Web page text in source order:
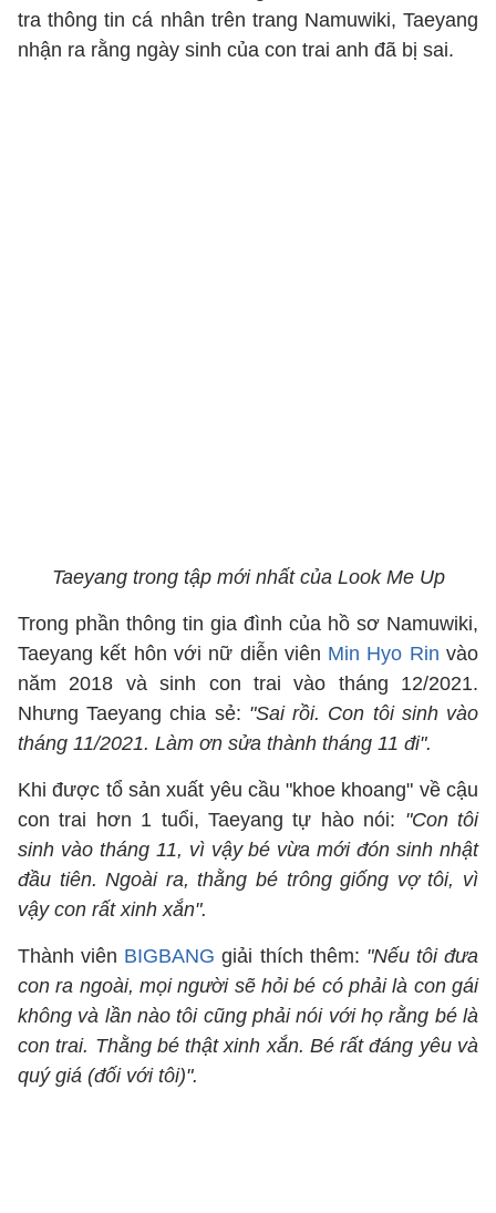
tra thông tin cá nhân trên trang Namuwiki, Taeyang
nhận ra rằng ngày sinh của con trai anh đã bị sai.
Taeyang trong tập mới nhất của Look Me Up
Trong phần thông tin gia đình của hồ sơ Namuwiki,
Taeyang kết hôn với nữ diễn viên Min Hyo Rin vào
năm 2018 và sinh con trai vào tháng 12/2021.
Nhưng Taeyang chia sẻ: "Sai rồi. Con tôi sinh vào
tháng 11/2021. Làm ơn sửa thành tháng 11 đi".
Khi được tổ sản xuất yêu cầu "khoe khoang" về cậu
con trai hơn 1 tuổi, Taeyang tự hào nói: "Con tôi
sinh vào tháng 11, vì vậy bé vừa mới đón sinh nhật
đầu tiên. Ngoài ra, thằng bé trông giống vợ tôi, vì
vậy con rất xinh xắn".
Thành viên BIGBANG giải thích thêm: "Nếu tôi đưa
con ra ngoài, mọi người sẽ hỏi bé có phải là con gái
không và lần nào tôi cũng phải nói với họ rằng bé là
con trai. Thằng bé thật xinh xắn. Bé rất đáng yêu và
quý giá (đối với tôi)".